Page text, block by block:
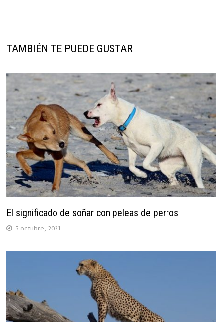
TAMBIÉN TE PUEDE GUSTAR
El significado de soñar con peleas de perros
5 octubre, 2021